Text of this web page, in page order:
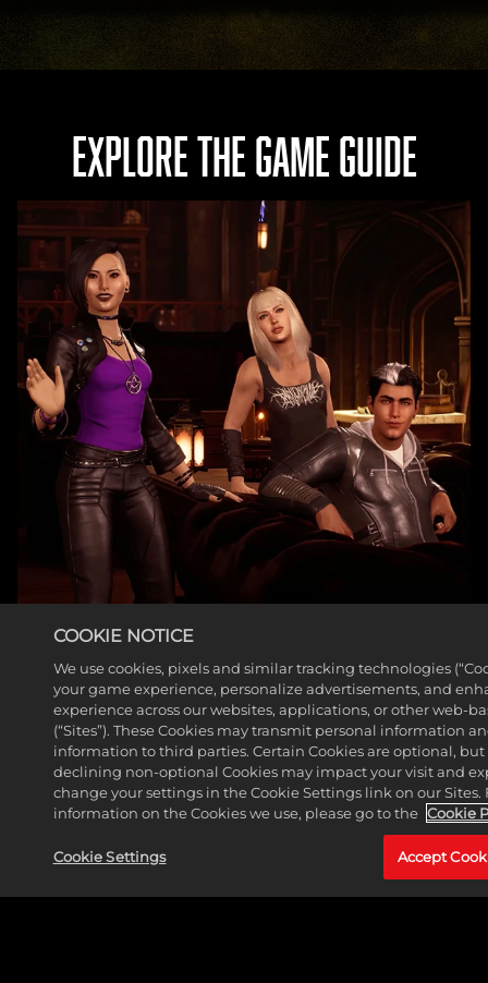
EXPLORE THE GAME GUIDE
SALA COMUNE
CONTINUA A LEGGERE
COOKIE NOTICE
We use cookies, pixels and similar tracking technologies
your game experience, personalize advertisements, and
experience across our websites, applications, or other web-
(“Sites”). These Cookies may transmit personal information
information to third parties. Certain Cookies are optional,
declining non-optional Cookies may impact your visit and
change your settings in the Cookie Settings link on our Sites.
information on the Cookies we use, please go to the Cookie
Cookie Settings Accept